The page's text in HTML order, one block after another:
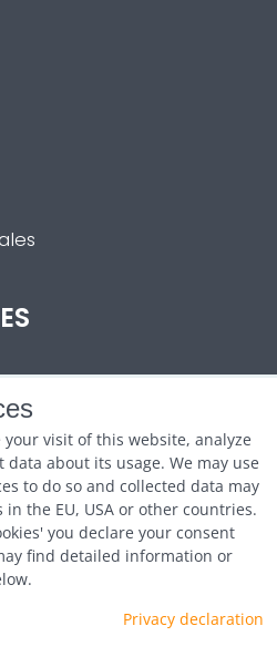
your visit of this website, analyze
about its usage. We may use
to do so and collected data may
the EU, USA or other countries.
you declare your consent
find detailed information or
Privacy declaration